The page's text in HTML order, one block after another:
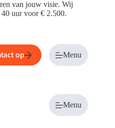
van jouw visie. Wij
uur voor € 2.500.
Service Over ons
op Menu
Menu